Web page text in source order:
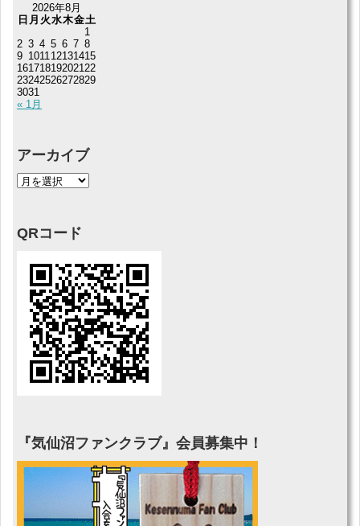
2026年8月
日 月 火水木金土
« 1月
1
2 3 4 5 6 7 8
9 1011 12131415
161718192021 22
23242526272829
3031
アーカイブ
QRコード
『気仙沼ファンクラブ』会員募集中！